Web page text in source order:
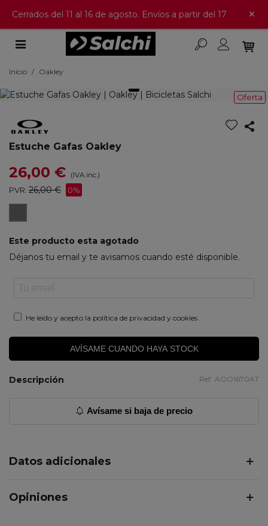
Cerrados del 11 al 16 de agosto. Envíos a partir del 17 ×
Inicio / Oakley
Oferta
Estuche Gafas Oakley
26,00 € (IVA inc.)
PVR: 26,00 € 0%
Este producto esta agotado
Déjanos tu email y te avisamos cuando esté disponible.
He leído y acepto la política de privacidad y cookies .
AVÍSAME CUANDO HAYA STOCK
Descripción Ref: AOO1670AT
Avísame si baja de precio
Datos adicionales
Opiniones